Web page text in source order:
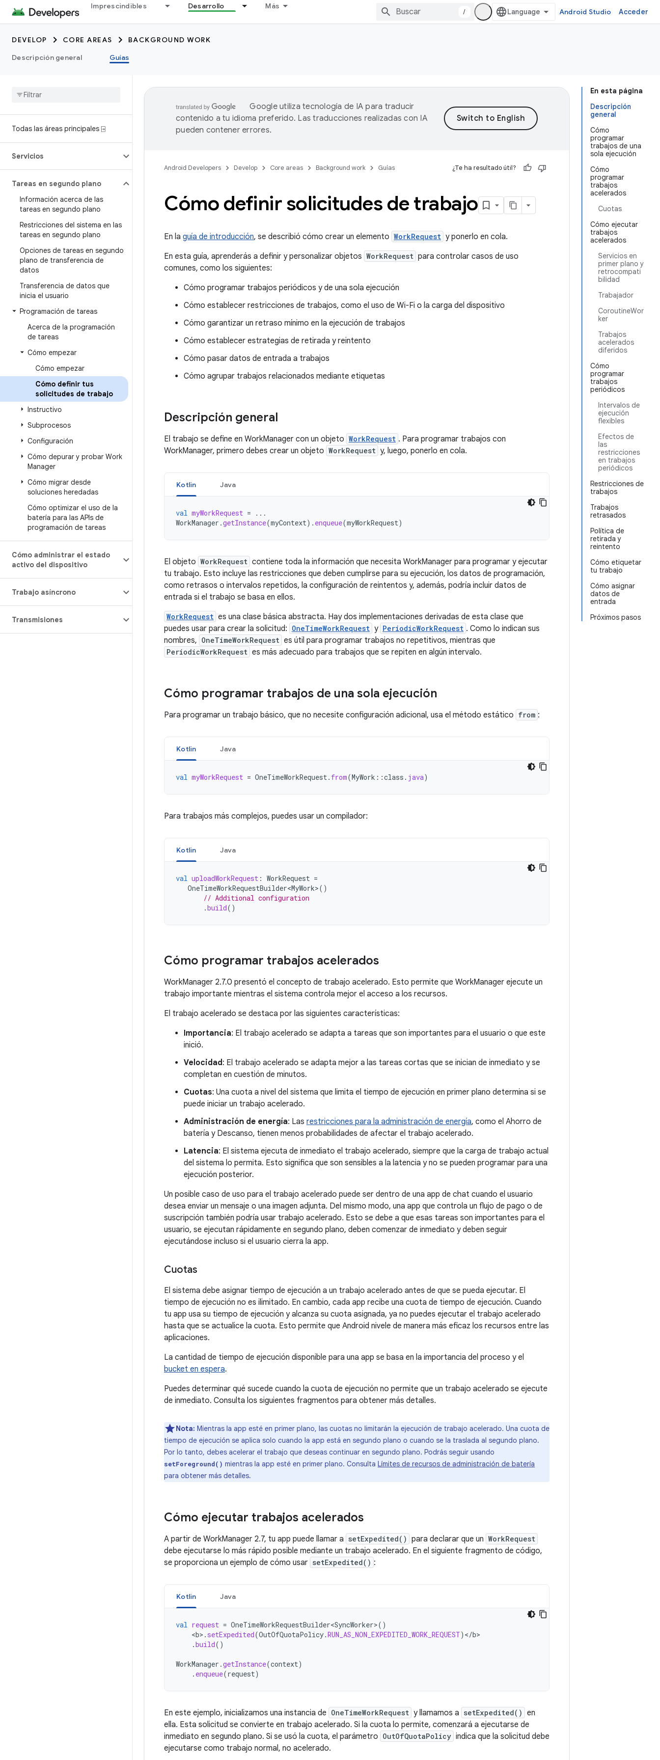
Imprescindibles Desarrollo Más
/ Android Studio Acceder
DEVELOP CORE AREAS
BACKGROUND WORK
Descripción general
Guías
Todas las áreas principales ⍈
Servicios
Tareas en segundo plano
Información acerca de las
tareas en segundo plano
Restricciones del sistema en las
tareas en segundo plano
Opciones de tareas en segundo
plano de transferencia de
datos
Transferencia de datos que
inicia el usuario
Programación de tareas
Acerca de la programación
de tareas
Cómo empezar
Cómo empezar
Cómo definir tus
solicitudes de trabajo
Instructivo
Subprocesos
Configuración
Cómo depurar y probar Work
Manager
Cómo migrar desde
soluciones heredadas
Cómo optimizar el uso de la
batería para las APIs de
programación de tareas
Cómo administrar el estado
activo del dispositivo
Trabajo asíncrono
Transmisiones
En esta página
Descripción
general
Cómo
programar
trabajos de una
sola ejecución
Cómo
programar
trabajos
acelerados
Cuotas
Cómo ejecutar
trabajos
acelerados
Servicios en
primer plano y
retrocompati
bilidad
Trabajador
CoroutineWor
ker
Trabajos
acelerados
diferidos
Cómo
programar
trabajos
periódicos
Intervalos de
ejecución
flexibles
Efectos de
las
restricciones
en trabajos
periódicos
Restricciones de
trabajos
Trabajos
retrasados
Política de
retirada y
reintento
Cómo etiquetar
tu trabajo
Cómo asignar
datos de
entrada
Próximos pasos
Google utiliza tecnología de IA para traducir
contenido a tu idioma preferido. Las traducciones realizadas con IA
pueden contener errores.
Android Developers Develop Core areas Background work Guías ¿Te ha resultado útil?
Cómo definir solicitudes de trabajo
En la guía de introducción, se describió cómo crear un elemento WorkRequest y ponerlo en cola.
En esta guía, aprenderás a definir y personalizar objetos WorkRequest para controlar casos de uso
comunes, como los siguientes:
Cómo programar trabajos periódicos y de una sola ejecución
Cómo establecer restricciones de trabajos, como el uso de Wi-Fi o la carga del dispositivo
Cómo garantizar un retraso mínimo en la ejecución de trabajos
Cómo establecer estrategias de retirada y reintento
Cómo pasar datos de entrada a trabajos
Cómo agrupar trabajos relacionados mediante etiquetas
Descripción general
El trabajo se define en WorkManager con un objeto WorkRequest . Para programar trabajos con
WorkManager, primero debes crear un objeto WorkRequest y, luego, ponerlo en cola.
Kotlin Java
val myWorkRequest =
...
WorkManager .getInstance(myContext). enqueue(myWorkRequest)
El objeto WorkRequest contiene toda la información que necesita WorkManager para programar y ejecutar
tu trabajo. Esto incluye las restricciones que deben cumplirse para su ejecución, los datos de programación,
como retrasos o intervalos repetidos, la configuración de reintentos y, además, podría incluir datos de
entrada si el trabajo se basa en ellos.
WorkRequest es una clase básica abstracta. Hay dos implementaciones derivadas de esta clase que
puedes usar para crear la solicitud: OneTimeWorkRequest y PeriodicWorkRequest . Como lo indican sus
nombres, OneTimeWorkRequest es útil para programar trabajos no repetitivos, mientras que
PeriodicWorkRequest es más adecuado para trabajos que se repiten en algún intervalo.
Cómo programar trabajos de una sola ejecución
Para programar un trabajo básico, que no necesite configuración adicional, usa el método estático from :
Kotlin Java
val myWorkRequest = OneTimeWorkRequest. from(MyWork ::class . java)
Para trabajos más complejos, puedes usar un compilador:
Kotlin Java
val uploadWorkRequest : WorkRequest =
OneTimeWorkRequestBuilder<MyWork>()
// Additional configuration
.build()
Cómo programar trabajos acelerados
WorkManager 2.7.0 presentó el concepto de trabajo acelerado. Esto permite que WorkManager ejecute un
trabajo importante mientras el sistema controla mejor el acceso a los recursos.
El trabajo acelerado se destaca por las siguientes características:
Importancia: El trabajo acelerado se adapta a tareas que son importantes para el usuario o que este
inició.
Velocidad: El trabajo acelerado se adapta mejor a las tareas cortas que se inician de inmediato y se
completan en cuestión de minutos.
Cuotas: Una cuota a nivel del sistema que limita el tiempo de ejecución en primer plano determina si se
puede iniciar un trabajo acelerado.
Administración de energía: Las restricciones para la administración de energía, como el Ahorro de
batería y Descanso, tienen menos probabilidades de afectar el trabajo acelerado.
Latencia: El sistema ejecuta de inmediato el trabajo acelerado, siempre que la carga de trabajo actual
del sistema lo permita. Esto significa que son sensibles a la latencia y no se pueden programar para una
ejecución posterior.
Un posible caso de uso para el trabajo acelerado puede ser dentro de una app de chat cuando el usuario
desea enviar un mensaje o una imagen adjunta. Del mismo modo, una app que controla un flujo de pago o de
suscripción también podría usar trabajo acelerado. Esto se debe a que esas tareas son importantes para el
usuario, se ejecutan rápidamente en segundo plano, deben comenzar de inmediato y deben seguir
ejecutándose incluso si el usuario cierra la app.
Cuotas
El sistema debe asignar tiempo de ejecución a un trabajo acelerado antes de que se pueda ejecutar. El
tiempo de ejecución no es ilimitado. En cambio, cada app recibe una cuota de tiempo de ejecución. Cuando
tu app usa su tiempo de ejecución y alcanza su cuota asignada, ya no puedes ejecutar el trabajo acelerado
hasta que se actualice la cuota. Esto permite que Android nivele de manera más eficaz los recursos entre las
aplicaciones.
La cantidad de tiempo de ejecución disponible para una app se basa en la importancia del proceso y el
bucket en espera.
Puedes determinar qué sucede cuando la cuota de ejecución no permite que un trabajo acelerado se ejecute
de inmediato. Consulta los siguientes fragmentos para obtener más detalles.
Nota: Mientras la app esté en primer plano, las cuotas no limitarán la ejecución de trabajo acelerado. Una cuota de
tiempo de ejecución se aplica solo cuando la app está en segundo plano o cuando se la traslada al segundo plano.
Por lo tanto, debes acelerar el trabajo que deseas continuar en segundo plano. Podrás seguir usando
setForeground() mientras la app esté en primer plano. Consulta Límites de recursos de administración de batería
para obtener más detalles.
Cómo ejecutar trabajos acelerados
A partir de WorkManager 2.7, tu app puede llamar a setExpedited() para declarar que un WorkRequest
debe ejecutarse lo más rápido posible mediante un trabajo acelerado. En el siguiente fragmento de código,
se proporciona un ejemplo de cómo usar setExpedited() :
Kotlin Java
val request = OneTimeWorkRequestBuilder<SyncWorker>()
<b> . setExpedited(OutOfQuotaPolicy.RUN_AS_NON_EXPEDITED_WORK_REQUEST) </b
.build()
WorkManager .getInstance(context)
. enqueue(request)
En este ejemplo, inicializamos una instancia de OneTimeWorkRequest y llamamos a setExpedited() en
ella. Esta solicitud se convierte en trabajo acelerado. Si la cuota lo permite, comenzará a ejecutarse de
inmediato en segundo plano. Si se usó la cuota, el parámetro OutOfQuotaPolicy indica que la solicitud debe
ejecutarse como trabajo normal, no acelerado.